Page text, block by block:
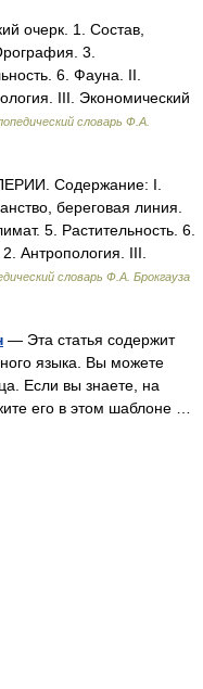
очерк. 1. Состав,
3.
6. Фауна. II.
III. Экономический
словарь Ф.А.
Содержание: I.
береговая линия.
5. Растительность. 6.
Антропология. III.
словарь Ф.А. Брокгауза
— Эта статья содержит
языка. Вы можете
Если вы знаете, на
его в этом шаблоне …